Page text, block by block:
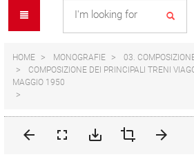
HOME MONOGRAFIE
03.
COMPOSIZIONE DEI PRINCIPALI TRENI
MAGGIO 1950